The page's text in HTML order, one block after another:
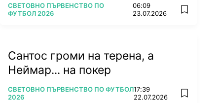
ПОВЕЧЕ ОТ
СВЕТОВНО ПЪРВЕНСТВО ПО
ФУТБОЛ 2026
06:09
23.07.2026
add
Сантос громи на терена, а
Неймар... на покер
ПОВЕЧЕ ОТ
СВЕТОВНО ПЪРВЕНСТВО ПО ФУТБОЛ
2026
17:39
22.07.2026
add